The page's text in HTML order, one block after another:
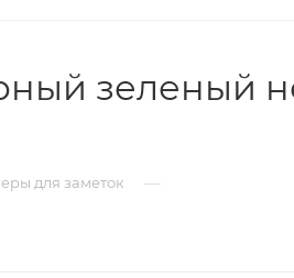
зеленый
для заметок —